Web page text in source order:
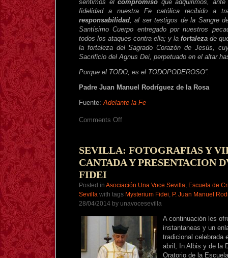
sentimos el compromiso que adquirimos,
fidelidad a nuestra Fe católica recibido a
responsabilidad, al ser testigos de la Sangre
Santísimo Cuerpo entregado por nuestros
todos los ataques contra ella; y la fortaleza de
la fortaleza del Sagrado Corazón de Jesús,
Sacrificio del Agnus Dei, perpetuado en el altar
Porque el TODO, es el TODOPODEROSO”.
Padre Juan Manuel Rodríguez de la Rosa
Fuente:Adelante la Fe
Comments Offon
MISA
TRADICIONAL
LO
SEVILLA: FOTOGRAFIAS Y
CANTADA Y PRESENTACION
FIDEI
Posted in Asociación Una Voce Sevilla, Escuela de
Sevilla with tags Mysterium Fidei, P. Juan Manuel
28/04/2014 by unavocesevilla
A continuación les
instantaneas y un
tradicional celebrada
abril, In Albis y de la
Oratorio de la